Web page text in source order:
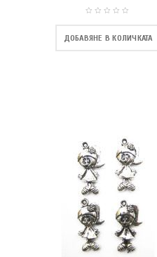
ДОБАВЯНЕ В КОЛИЧКАТА